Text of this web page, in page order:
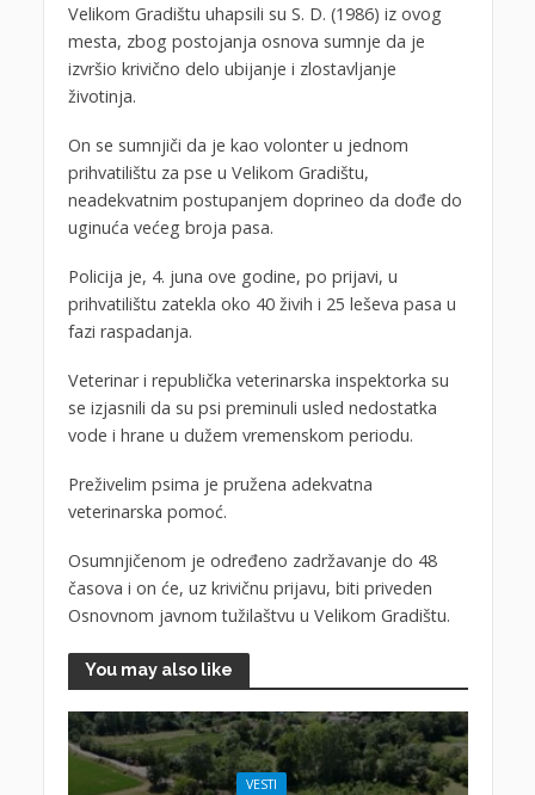
Velikom Gradištu uhapsili su S. D. (1986) iz ovog
mesta, zbog postojanja osnova sumnje da je
izvršio krivično delo ubijanje i zlostavljanje
životinja.
On se sumnjiči da je kao volonter u jednom
prihvatilištu za pse u Velikom Gradištu,
neadekvatnim postupanjem doprineo da dođe do
uginuća većeg broja pasa.
Policija je, 4. juna ove godine, po prijavi, u
prihvatilištu zatekla oko 40 živih i 25 leševa pasa u
fazi raspadanja.
Veterinar i republička veterinarska inspektorka su
se izjasnili da su psi preminuli usled nedostatka
vode i hrane u dužem vremenskom periodu.
Preživelim psima je pružena adekvatna
veterinarska pomoć.
Osumnjičenom je određeno zadržavanje do 48
časova i on će, uz krivičnu prijavu, biti priveden
Osnovnom javnom tužilaštvu u Velikom Gradištu.
You may also like
VESTI